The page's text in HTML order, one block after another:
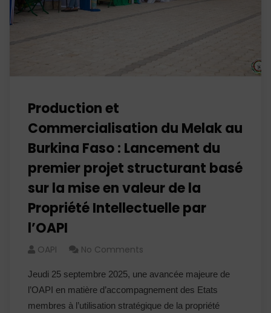
Production et
Commercialisation du Melak au
Burkina Faso : Lancement du
premier projet structurant basé
sur la mise en valeur de la
Propriété Intellectuelle par
l’OAPI
OAPI No Comments
Jeudi 25 septembre 2025, une avancée majeure de
l’OAPI en matière d’accompagnement des Etats
membres à l’utilisation stratégique de la propriété